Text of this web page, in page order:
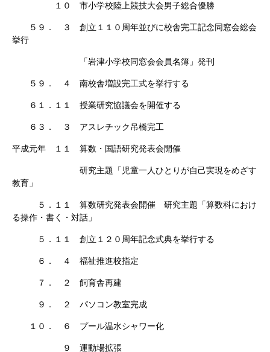
１０ 市小学校陸上競技大会男子総合優勝
５９． ３ 創立１１０周年並びに校舎完工記念同窓会総会
挙行
「岩津小学校同窓会会員名簿」発刊
５９． ４ 南校舎増設完工式を挙行する
６１．１１ 授業研究協議会を開催する
６３． ３ アスレチック吊橋完工
平成元年 １１ 算数・国語研究発表会開催
研究主題「児童一人ひとりが自己実現をめざす
教育」
５．１１ 算数研究発表会開催 研究主題「算数科におけ
る操作・書く・対話」
５．１１ 創立１２０周年記念式典を挙行する
６． ４ 福祉推進校指定
７． ２ 飼育舎再建
９． ２ パソコン教室完成
１０． ６ プール温水シャワー化
９ 運動場拡張